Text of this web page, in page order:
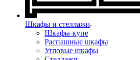
Шкафы и стеллажи
Шкафы-купе
Распашные шкафы
Угловые шкафы